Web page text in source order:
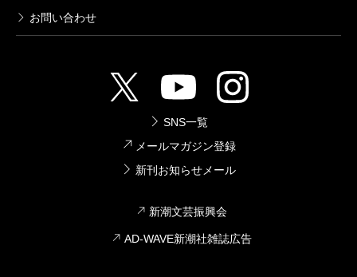
お問い合わせ
SNS一覧
メールマガジン登録
新刊お知らせメール
新潮文芸振興会
AD-WAVE新潮社雑誌広告